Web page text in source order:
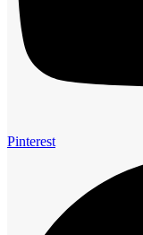
Pinterest